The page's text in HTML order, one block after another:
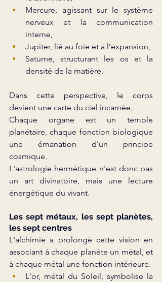
Mercure, agissant sur le système
nerveux et la communication
interne,
Jupiter, lié au foie et à l’expansion,
Saturne, structurant les os et la
densité de la matière.
Dans cette perspective, le corps
devient une carte du ciel incarnée.
Chaque organe est un temple
planétaire, chaque fonction biologique
une émanation d'un principe
cosmique.
L'astrologie hermétique n'est donc pas
un art divinatoire, mais une lecture
énergétique du vivant.
Les sept métaux, les sept planètes,
les sept centres
L'alchimie a prolongé cette vision en
associant à chaque planète un métal, et
à chaque métal une fonction intérieure.
L'or, métal du Soleil, symbolise la